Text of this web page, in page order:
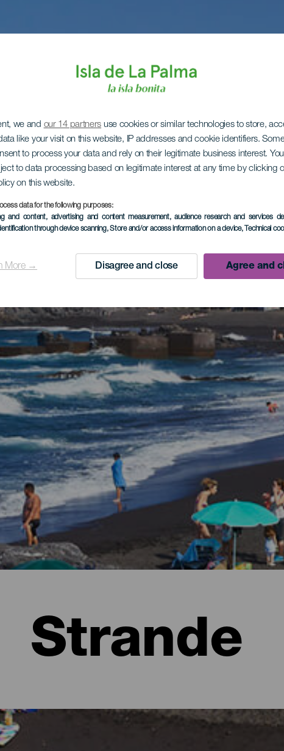
we and our 14 partners use cookies or similar technologies to store,
like your visit on this website, IP addresses and cookie identifiers.
to process your data and rely on their legitimate business interest.
to data processing based on legitimate interest at any time by clicking
on this website.
data for the following purposes:
and content, advertising and content measurement, audience research and services
through device scanning, Store and/or access information on a device, Technical
More → Disagree and close Agree and
Strande